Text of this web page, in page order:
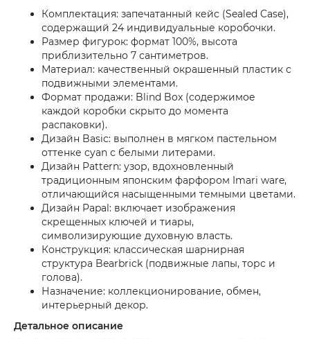
Комплектация: запечатанный кейс (Sealed Case),
содержащий 24 индивидуальные коробочки.
Размер фигурок: формат 100%, высота
приблизительно 7 сантиметров.
Материал: качественный окрашенный пластик с
подвижными элементами.
Формат продажи: Blind Box (содержимое
каждой коробки скрыто до момента
распаковки).
Дизайн Basic: выполнен в мягком пастельном
оттенке cyan с белыми литерами.
Дизайн Pattern: узор, вдохновленный
традиционным японским фарфором Imari ware,
отличающийся насыщенными темными цветами.
Дизайн Papal: включает изображения
скрещенных ключей и тиары,
символизирующие духовную власть.
Конструкция: классическая шарнирная
структура Bearbrick (подвижные лапы, торс и
голова).
Назначение: коллекционирование, обмен,
интерьерный декор.
Детальное описание